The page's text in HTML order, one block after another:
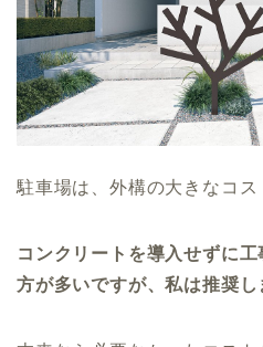
駐車場は、外構の大きなコス
コンクリートを導入せずに
方が多いですが、私は推奨し